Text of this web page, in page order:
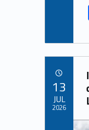
Link identifier archive #link-
13
JUL
2026